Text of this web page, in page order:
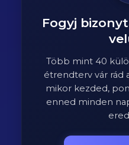
Fogyj
Több mint 40
étrendterv vár rád
mikor kezded,
enned minden